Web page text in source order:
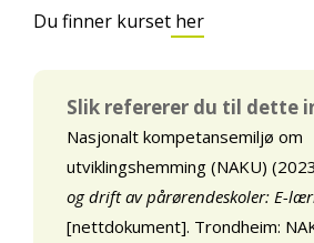
Du finner kurset her
Slik refererer du til dette
Nasjonalt kompetansemiljø om
utviklingshemming (NAKU)
og drift av pårørendeskoler: E-
[nettdokument]. Trondheim: